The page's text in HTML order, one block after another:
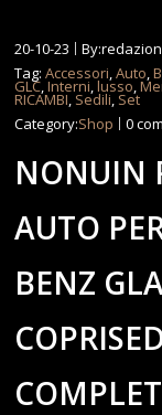
20-10-23
Tag:Accessori,Auto,
GLC,Interni,lusso,
RICAMBI, Sedili, Set
Category:Shop 0
NONUIN
AUTO
BENZ